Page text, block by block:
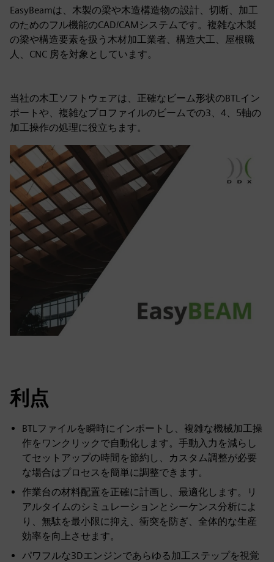
EasyBeamは、木製の梁や木造構造物の設計、切断、加工
のためのフル機能のCAD/CAMシステムです。複雑な木製
の梁や構造要素を扱う木材加工業者、構造大工、屋根職
人、CNC 房を対象としています。
当社の木工ソフトウェアは、正確なビーム形状のBTLイン
ポートや、複雑なプロファイルのビームでの3、4、5軸の
加工操作の処理に役立ちます。
利点
BTLファイルを瞬時にインポートし、複雑な機械加工操
作をワンクリックで自動化します。手動入力を減らし
てセットアップの時間を節約し、カスタム調整が必要
な場合はプロセスを簡単に調整できます。
作業台の材料配置を正確に計画し、最適化します。リ
アルタイムのシミュレーションとシーケンス分析によ
り、無駄を最小限に抑え、衝突を防ぎ、全体的な生産
効率を向上させます。
パワフルな3Dエンジンであらゆる加工ステップを視覚